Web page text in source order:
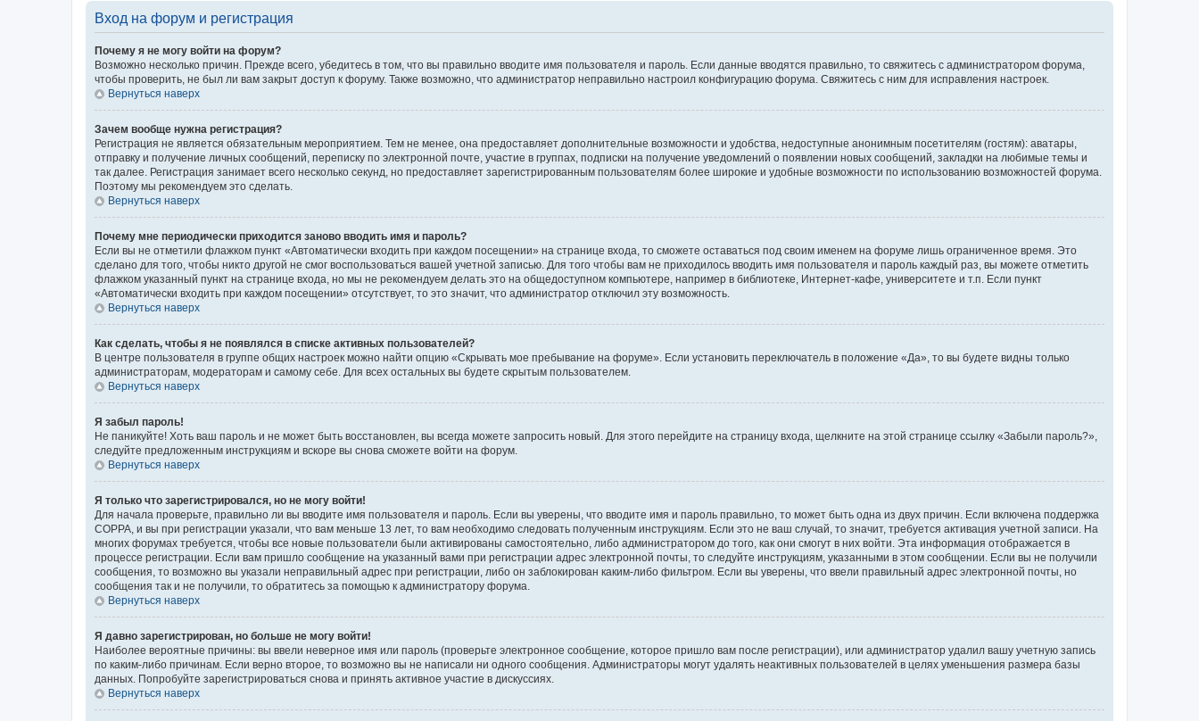
Вход на форум и регистрация
Почему я не могу войти на форум?
Возможно несколько причин. Прежде всего, убедитесь в том, что вы правильно вводите имя пользователя и пароль. Если данные вводятся правильно, то свяжитесь с администратором форума,
чтобы проверить, не был ли вам закрыт доступ к форуму. Также возможно, что администратор неправильно настроил конфигурацию форума. Свяжитесь с ним для исправления настроек.
Вернуться наверх
Зачем вообще нужна регистрация?
Регистрация не является обязательным мероприятием. Тем не менее, она предоставляет дополнительные возможности и удобства, недоступные анонимным посетителям (гостям): аватары,
отправку и получение личных сообщений, переписку по электронной почте, участие в группах, подписки на получение уведомлений о появлении новых сообщений, закладки на любимые темы и
так далее. Регистрация занимает всего несколько секунд, но предоставляет зарегистрированным пользователям более широкие и удобные возможности по использованию возможностей форума.
Поэтому мы рекомендуем это сделать.
Вернуться наверх
Почему мне периодически приходится заново вводить имя и пароль?
Если вы не отметили флажком пункт «Автоматически входить при каждом посещении» на странице входа, то сможете оставаться под своим именем на форуме лишь ограниченное время. Это
сделано для того, чтобы никто другой не смог воспользоваться вашей учетной записью. Для того чтобы вам не приходилось вводить имя пользователя и пароль каждый раз, вы можете отметить
флажком указанный пункт на странице входа, но мы не рекомендуем делать это на общедоступном компьютере, например в библиотеке, Интернет-кафе, университете и т.п. Если пункт
«Автоматически входить при каждом посещении» отсутствует, то это значит, что администратор отключил эту возможность.
Вернуться наверх
Как сделать, чтобы я не появлялся в списке активных пользователей?
В центре пользователя в группе общих настроек можно найти опцию «Скрывать мое пребывание на форуме». Если установить переключатель в положение «Да», то вы будете видны только
администраторам, модераторам и самому себе. Для всех остальных вы будете скрытым пользователем.
Вернуться наверх
Я забыл пароль!
Не паникуйте! Хоть ваш пароль и не может быть восстановлен, вы всегда можете запросить новый. Для этого перейдите на страницу входа, щелкните на этой странице ссылку «Забыли пароль?»,
следуйте предложенным инструкциям и вскоре вы снова сможете войти на форум.
Вернуться наверх
Я только что зарегистрировался, но не могу войти!
Для начала проверьте, правильно ли вы вводите имя пользователя и пароль. Если вы уверены, что вводите имя и пароль правильно, то может быть одна из двух причин. Если включена поддержка
COPPA, и вы при регистрации указали, что вам меньше 13 лет, то вам необходимо следовать полученным инструкциям. Если это не ваш случай, то значит, требуется активация учетной записи. На
многих форумах требуется, чтобы все новые пользователи были активированы самостоятельно, либо администратором до того, как они смогут в них войти. Эта информация отображается в
процессе регистрации. Если вам пришло сообщение на указанный вами при регистрации адрес электронной почты, то следуйте инструкциям, указанными в этом сообщении. Если вы не получили
сообщения, то возможно вы указали неправильный адрес при регистрации, либо он заблокирован каким-либо фильтром. Если вы уверены, что ввели правильный адрес электронной почты, но
сообщения так и не получили, то обратитесь за помощью к администратору форума.
Вернуться наверх
Я давно зарегистрирован, но больше не могу войти!
Наиболее вероятные причины: вы ввели неверное имя или пароль (проверьте электронное сообщение, которое пришло вам после регистрации), или администратор удалил вашу учетную запись
по каким-либо причинам. Если верно второе, то возможно вы не написали ни одного сообщения. Администраторы могут удалять неактивных пользователей в целях уменьшения размера базы
данных. Попробуйте зарегистрироваться снова и принять активное участие в дискуссиях.
Вернуться наверх